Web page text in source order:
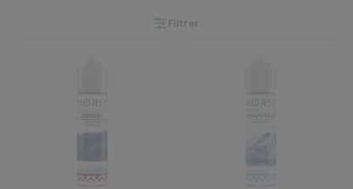
Filtrer